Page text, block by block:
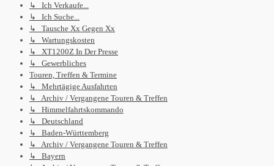
↳ Ich Verkaufe...
↳ Ich Suche...
↳ Tausche Xx Gegen Xx
↳ Wartungskosten
↳ XT1200Z In Der Presse
↳ Gewerbliches
Touren, Treffen & Termine
↳ Mehrtägige Ausfahrten
↳ Archiv / Vergangene Touren & Treffen
↳ Himmelfahrtskommando
↳ Deutschland
↳ Baden-Württemberg
↳ Archiv / Vergangene Touren & Treffen
↳ Bayern